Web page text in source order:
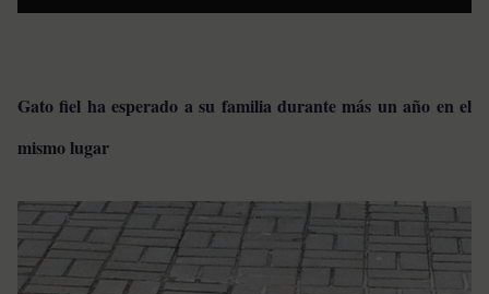
Gato fiel ha esperado a su familia durante más un año en el
mismo lugar